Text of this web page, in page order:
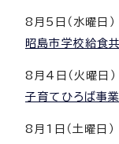
8月5日（水曜日）
昭島市学校給食
8月4日（火曜日）
子育てひろば事業
8月1日（土曜日）